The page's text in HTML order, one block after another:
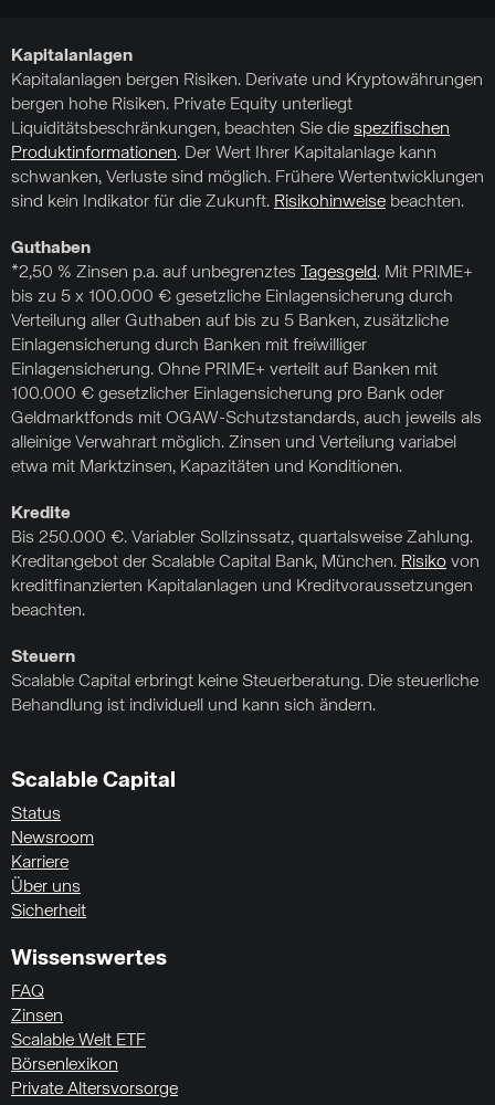
Kapitalanlagen
Kapitalanlagen bergen Risiken. Derivate und Kryptowährungen
bergen hohe Risiken. Private Equity unterliegt
Liquiditätsbeschränkungen, beachten Sie die spezifischen
Produktinformationen. Der Wert Ihrer Kapitalanlage kann
schwanken, Verluste sind möglich. Frühere Wertentwicklungen
sind kein Indikator für die Zukunft. Risikohinweise beachten.
Guthaben
*2,50 % Zinsen p.a. auf unbegrenztes
Tagesgeld. Mit PRIME+
bis zu 5 x 100.000 € gesetzliche Einlagensicherung durch
Verteilung aller Guthaben auf bis zu 5 Banken, zusätzliche
Einlagensicherung durch Banken mit freiwilliger
Einlagensicherung. Ohne PRIME+ verteilt auf Banken mit
100.000 € gesetzlicher Einlagensicherung pro Bank oder
Geldmarktfonds mit OGAW-Schutzstandards, auch jeweils als
alleinige Verwahrart möglich. Zinsen und Verteilung variabel
etwa mit Marktzinsen, Kapazitäten und Konditionen.
Kredite
Bis 250.000 €. Variabler Sollzinssatz, quartalsweise Zahlung.
Kreditangebot der Scalable Capital Bank, München. Risiko von
kreditfinanzierten Kapitalanlagen und Kreditvoraussetzungen
beachten.
Steuern
Scalable Capital erbringt keine Steuerberatung. Die steuerliche
Behandlung ist individuell und kann sich ändern.
Scalable Capital
Status
Newsroom
Karriere
Über uns
Sicherheit
Wissenswertes
FAQ
Zinsen
Scalable Welt ETF
Börsenlexikon
Private Altersvorsorge